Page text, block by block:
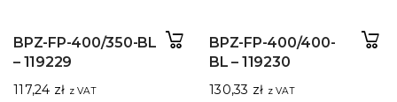
BPZ-FP-400/350-BL
– 119229
117,24 zł z VAT
BPZ-FP-400/400-
BL – 119230
130,33 zł z VAT